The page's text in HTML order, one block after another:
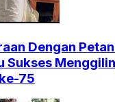
Dengan
Sukses
75